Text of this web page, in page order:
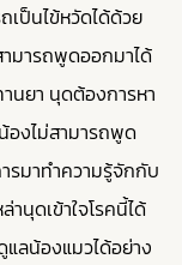
เป็นไข้หวัดได้ด้วย
มารถพูดออกมาได้
นยา นุดต้องการหา
งไม่สามารถพูด
รมาทำความรู้จักกับ
านุดเข้าใจโรคนี้ได้
ลน้องแมวได้อย่าง